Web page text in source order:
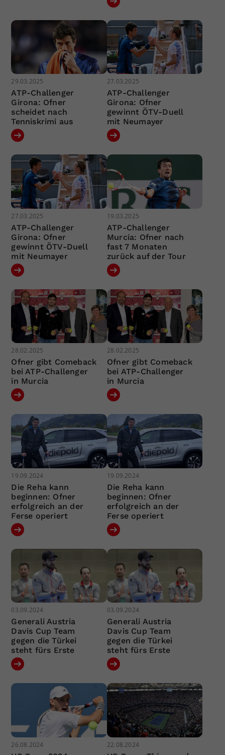
29.03.2025
ATP-Challenger
Girona: Ofner
scheidet nach
Tenniskrimi aus
27.03.2025
ATP-Challenger
Girona: Ofner
gewinnt ÖTV-Duell
mit Neumayer
27.03.2025
ATP-Challenger
Girona: Ofner
gewinnt ÖTV-Duell
mit Neumayer
19.03.2025
ATP-Challenger
Murcia: Ofner nach
fast 7 Monaten
zurück auf der Tour
28.02.2025
Ofner gibt Comeback
bei ATP-Challenger
in Murcia
28.02.2025
Ofner gibt Comeback
bei ATP-Challenger
in Murcia
19.09.2024
Die Reha kann
beginnen: Ofner
erfolgreich an der
Ferse operiert
19.09.2024
Die Reha kann
beginnen: Ofner
erfolgreich an der
Ferse operiert
03.09.2024
Generali Austria
Davis Cup Team
gegen die Türkei
steht fürs Erste
03.09.2024
Generali Austria
Davis Cup Team
gegen die Türkei
steht fürs Erste
26.08.2024 22.08.2024